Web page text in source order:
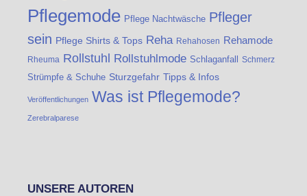
Pflegemode Pflege Nachtwäsche Pfleger
sein Pflege Shirts & Tops Reha Rehahosen Rehamode
Rheuma Rollstuhl Rollstuhlmode Schlaganfall Schmerz
Strümpfe & Schuhe Sturzgefahr Tipps & Infos
Veröffentlichungen Was ist Pflegemode?
Zerebralparese
UNSERE AUTOREN